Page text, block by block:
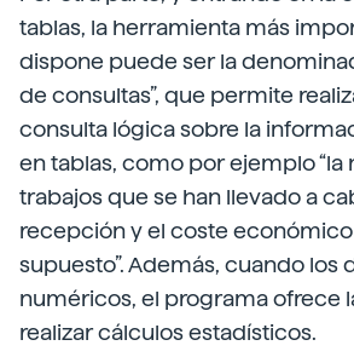
tablas, la herramienta más
dispone puede ser la
de consultas”, que permite
consulta lógica sobre la
en tablas, como por ejemplo “la
trabajos que se han llevado a
recepción y el coste
supuesto”. Además, cuando los
numéricos, el programa ofrece
realizar cálculos estadísticos.